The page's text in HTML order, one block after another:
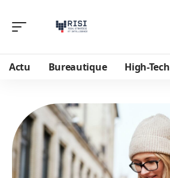
Actu Bureautique High-Tech